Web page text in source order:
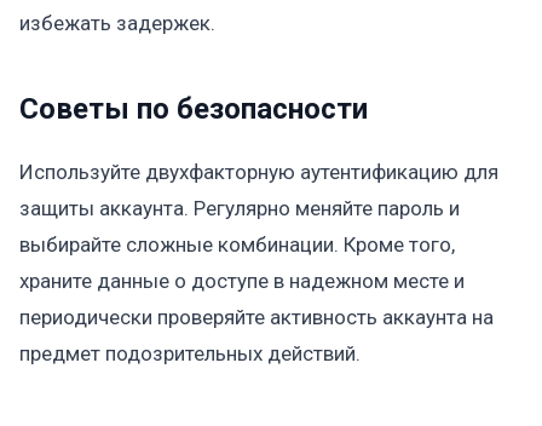
избежать задержек.
Советы по безопасности
Используйте двухфакторную аутентификацию для
защиты аккаунта. Регулярно меняйте пароль и
выбирайте сложные комбинации. Кроме того,
храните данные о доступе в надежном месте и
периодически проверяйте активность аккаунта на
предмет подозрительных действий.